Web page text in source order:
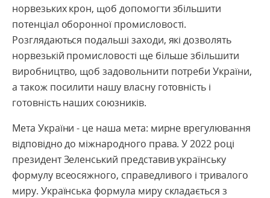
норвезьких крон, щоб допомогти збільшити
потенціал оборонної промисловості.
Розглядаються подальші заходи, які дозволять
норвезькій промисловості ще більше збільшити
виробництво, щоб задовольнити потреби України,
а також посилити нашу власну готовність і
готовність наших союзників.
Мета України - це наша мета: мирне врегулювання
відповідно до міжнародного права. У 2022 році
президент Зеленський представив українську
формулу всеосяжного, справедливого і тривалого
миру. Українська формула миру складається з